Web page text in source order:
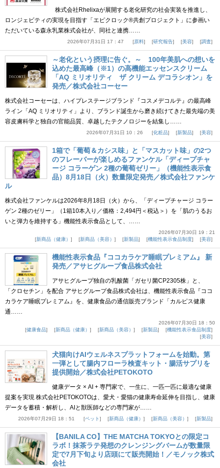
株式会社Rhelixaが展開する老化研究の社会実装を推進し、
ロンジェビティの実現を目指す「エピクロック®共創プロジェクト」に参画い
ただいている森永乳業株式会社が、同社と連携……
2026年07月31日 17：47 原料 研究報告 美容 調査
～老化という摂理に告ぐ。～ 100年美肌への想いを
込めた最高峰（※1）の高機能エッセンスクリーム
「AQ ミリオリティ ザ クリーム デコラシオン」を
発売／株式会社コーセー
株式会社コーセーは、ハイプレステージブランド『コスメデコルテ』の最高峰
ライン「AQ ミリオリティ」より、ブランド誕生から磨き続けてきた最先端の美
容皮膚科学と独自の官能品質、卓越したテクノロジーを結集し……
2026年07月31日 10：26 化粧品 新製品 美容
1箱で「葡萄＆カシス味」と「マスカット味」の2つ
のフレーバーが楽しめるファンケル「ディープチャ
ージ コラーゲン 2種の葡萄ゼリー」（機能性表示食
品）8月18日（火）数量限定発売／株式会社ファンケ
ル
株式会社ファンケルは2026年8月18日（火）から、「ディープチャージ コラー
ゲン 2種のゼリー」（1箱10本入り／価格：2,494円＜税込＞）を「肌のうるお
いと弾力を維持する」機能性表示食品として、……
2026年07月30日 19：21
新商品（健康）
新商品（美容） 新製品 機能性表示食品制度 美容
機能性表示食品『ココカラケア睡眠プレミアム』 新
発売／アサヒグループ食品株式会社
アサヒグループ独自の乳酸菌「ガセリ菌CP2305株」と、
「クロセチン」を配合 アサヒグループ食品株式会社は、機能性表示食品『ココ
カラケア睡眠プレミアム』を、健康食品の通信販売ブランド「カルピス健康
通……
2026年07月30日 18：50
健康食品
新商品（健康） 新商品（美容） 新製品
機能性表示食品制度
美容
犬猫向けAIウェルネスプラットフォームを始動。第
一弾として腸内フローラ検査キット・腸活サプリを
提供開始／株式会社PETOKOTO
健康データ × AI + 専門家で、一生に、一匹一匹に最適な健康
提案を実現 株式会社PETOKOTOは、愛犬・愛猫の健康寿命延伸を目指し、健康
データを蓄積・解析し、AIと獣医師などの専門家が……
2026年07月29日 18：51 ペット 新商品（健康） 新商品（美容） 新製品
【BANILA CO】THE MATCHA TOKYOとの限定コ
ラボ！抹茶ラテ発想のクレンジングバームが数量限
定で7月下旬より店頭にて販売開始！／モノック株式
会社